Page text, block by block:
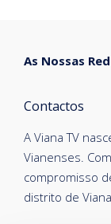
A Viana TV
Vianenses.
compromisso
distrito de
Contactos
As Nossas